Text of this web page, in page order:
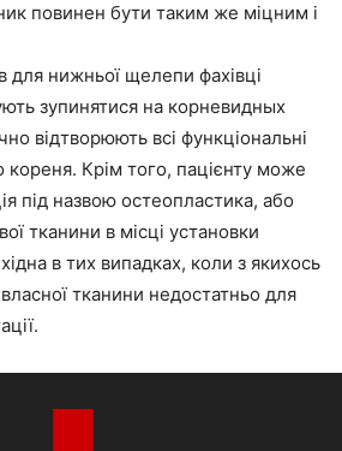
повинен бути таким же міцним і
для нижньої щелепи фахівці
зупинятися на корневидных
відтворюють всі функціональні
кореня. Крім того, пацієнту може
під назвою остеопластика, або
тканини в місці установки
в тих випадках, коли з якихось
тканини недостатньо для